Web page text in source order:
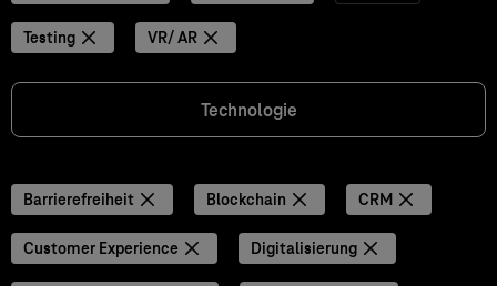
Testing VR/ AR
Technologie
Barrierefreiheit Blockchain CRM
Customer Experience Digitalisierung